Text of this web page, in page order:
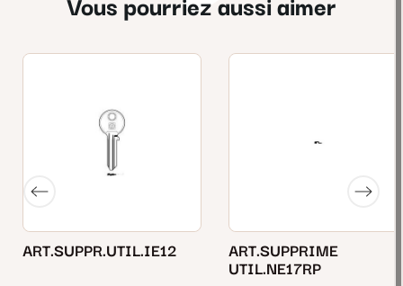
Vous pourriez aussi aimer
ART.SUPPR.UTIL.IE12
ART.SUPPRIME
UTIL.NE17RP